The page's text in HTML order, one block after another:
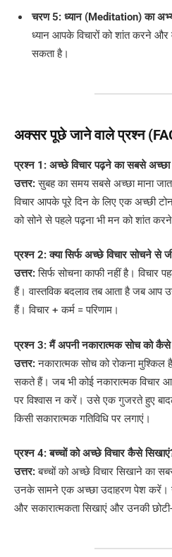
चरण 5: ध्यान (Meditation) का
ध्यान आपके विचारों को शांत करने
सकता है।
अक्सर पूछे जाने वाले प्रश्न
प्रश्न 1: अच्छे विचार पढ़ने का सबसे अच्छा
उत्तर:सुबह का समय सबसे अच्छा माना
विचार आपके पूरे दिन के लिए एक अच्छी
को सोने से पहले पढ़ना भी मन को शांत
प्रश्न 2: क्या सिर्फ अच्छे विचार सोचने से
उत्तर:सिर्फ सोचना काफी नहीं है। विचार
हैं। वास्तविक बदलाव तब आता है जब आप
हैं। विचार + कर्म = परिणाम।
प्रश्न 3: मैं अपनी नकारात्मक सोच को
उत्तर:नकारात्मक सोच को रोकना
सकते हैं। जब भी कोई नकारात्मक विचार
पर विश्वास न करें। उसे एक गुजरते हुए
किसी सकारात्मक गतिविधि पर लगाएं।
प्रश्न 4: बच्चों को अच्छे विचार कैसे
उत्तर:बच्चों को अच्छे विचार सिखाने का
उनके सामने एक अच्छा उदाहरण पेश करें।
और सकारात्मकता सिखाएं और उनकी छोटी-